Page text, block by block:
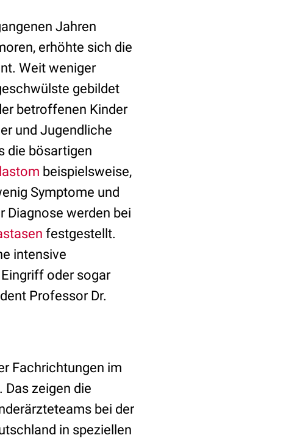
Jahren
erhöhte sich die
Weit weniger
gebildet
betroffenen Kinder
und Jugendliche
die bösartigen
beispielsweise,
Symptome und
Diagnose werden bei
festgestellt.
intensive
oder sogar
Professor Dr.
Fachrichtungen im
Das zeigen die
bei der
in speziellen